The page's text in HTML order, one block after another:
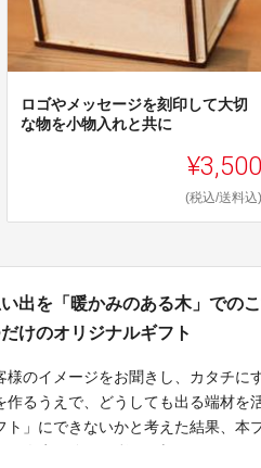
ロゴやメッセージを刻印して大切
な物を小物入れと共に
¥3,500
(税込/送料込)
出を「暖かみのある木」での
けのオリジナルギフト
様のイメージをお聞きし、カタチに
作るうえで、どうしても出る端材を
ト」にできないかと考えた結果、本